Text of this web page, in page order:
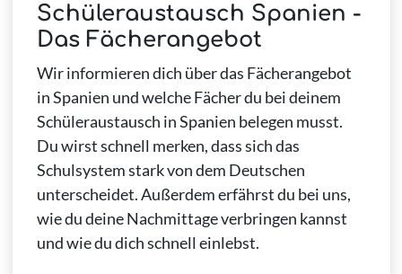
Schüleraustausch Spanien -
Das Fächerangebot
Wir informieren dich über das Fächerangebot
in Spanien und welche Fächer du bei deinem
Schüleraustausch in Spanien belegen musst.
Du wirst schnell merken, dass sich das
Schulsystem stark von dem Deutschen
unterscheidet. Außerdem erfährst du bei uns,
wie du deine Nachmittage verbringen kannst
und wie du dich schnell einlebst.